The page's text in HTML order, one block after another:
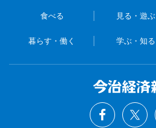
食べる 見る・遊ぶ
暮らす・働く 学ぶ・知る